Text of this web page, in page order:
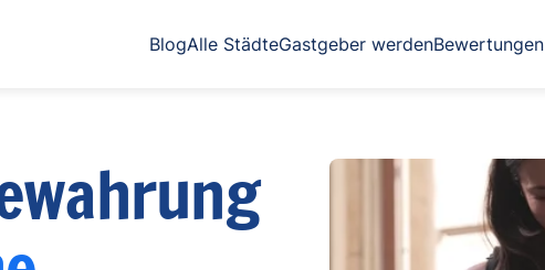
BlogAlle StädteGastgeber werdenBewertungen